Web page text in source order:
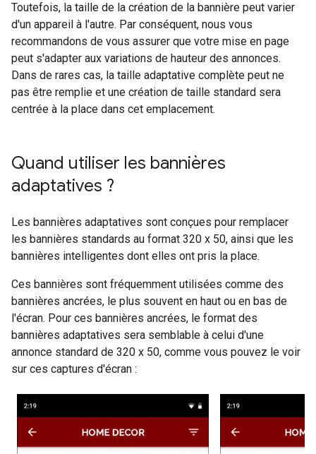
Toutefois, la taille de la création de la bannière peut varier
d'un appareil à l'autre. Par conséquent, nous vous
recommandons de vous assurer que votre mise en page
peut s'adapter aux variations de hauteur des annonces.
Dans de rares cas, la taille adaptative complète peut ne
pas être remplie et une création de taille standard sera
centrée à la place dans cet emplacement.
Quand utiliser les bannières
adaptatives ?
Les bannières adaptatives sont conçues pour remplacer
les bannières standards au format 320 x 50, ainsi que les
bannières intelligentes dont elles ont pris la place.
Ces bannières sont fréquemment utilisées comme des
bannières ancrées, le plus souvent en haut ou en bas de
l'écran. Pour ces bannières ancrées, le format des
bannières adaptatives sera semblable à celui d'une
annonce standard de 320 x 50, comme vous pouvez le voir
sur ces captures d'écran :